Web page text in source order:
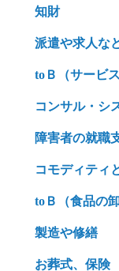
知財
派遣や求人な
toＢ（サービ
コンサル・シ
障害者の就職
コモディティ
toＢ（食品の
製造や修繕
お葬式、保険